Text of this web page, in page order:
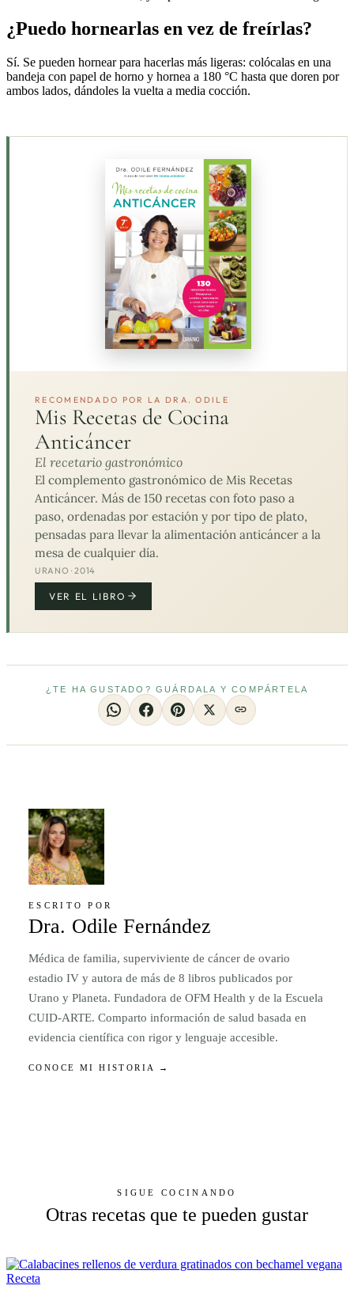
¿Puedo hornearlas en vez de freírlas?
Sí. Se pueden hornear para hacerlas más ligeras: colócalas en una
bandeja con papel de horno y hornea a 180 °C hasta que doren por
ambos lados, dándoles la vuelta a media cocción.
RECOMENDADO POR LA DRA. ODILE
Mis Recetas de Cocina
Anticáncer
El recetario gastronómico
El complemento gastronómico de Mis Recetas
Anticáncer. Más de 150 recetas con foto paso a
paso, ordenadas por estación y por tipo de plato,
pensadas para llevar la alimentación anticáncer a la
mesa de cualquier día.
URANO · 2014
VER EL LIBRO
¿TE HA GUSTADO? GUÁRDALA Y COMPÁRTELA
ESCRITO POR
Dra. Odile Fernández
Médica de familia, superviviente de cáncer de ovario
estadio IV y autora de más de 8 libros publicados por
Urano y Planeta. Fundadora de OFM Health y de la Escuela
CUID-ARTE. Comparto información de salud basada en
evidencia científica con rigor y lenguaje accesible.
CONOCE MI HISTORIA →
SIGUE COCINANDO
Otras recetas que te pueden gustar
Receta